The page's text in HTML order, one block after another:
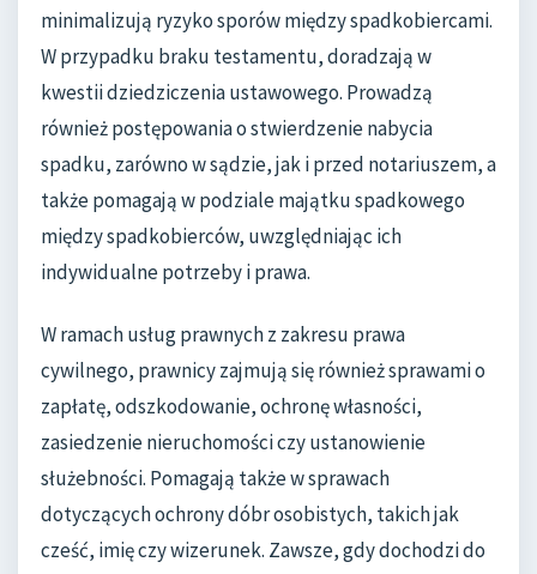
minimalizują ryzyko sporów między spadkobiercami.
W przypadku braku testamentu, doradzają w
kwestii dziedziczenia ustawowego. Prowadzą
również postępowania o stwierdzenie nabycia
spadku, zarówno w sądzie, jak i przed notariuszem, a
także pomagają w podziale majątku spadkowego
między spadkobierców, uwzględniając ich
indywidualne potrzeby i prawa.
W ramach usług prawnych z zakresu prawa
cywilnego, prawnicy zajmują się również sprawami o
zapłatę, odszkodowanie, ochronę własności,
zasiedzenie nieruchomości czy ustanowienie
służebności. Pomagają także w sprawach
dotyczących ochrony dóbr osobistych, takich jak
cześć, imię czy wizerunek. Zawsze, gdy dochodzi do